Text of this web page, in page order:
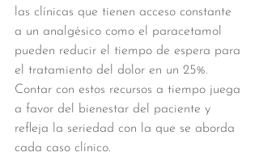
las clínicas que tienen acceso constante
a un analgésico como el paracetamol
pueden reducir el tiempo de espera para
el tratamiento del dolor en un 25%.
Contar con estos recursos a tiempo juega
a favor del bienestar del paciente y
refleja la seriedad con la que se aborda
cada caso clínico.